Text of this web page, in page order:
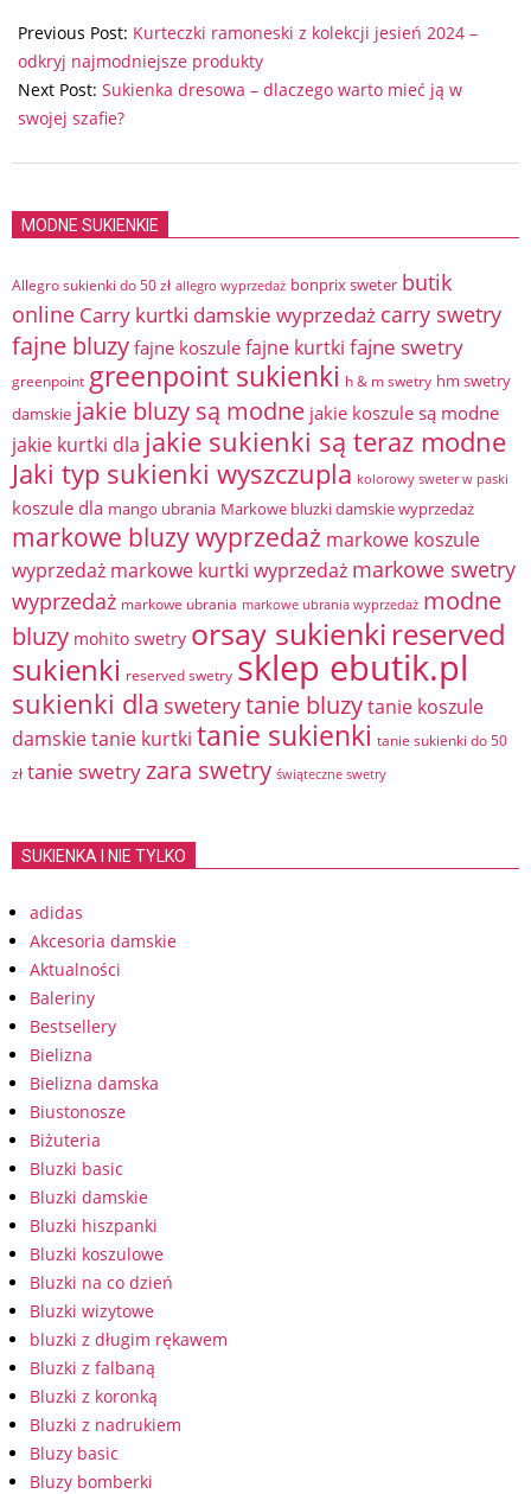
08-
05
Previous Post: Kurteczki ramoneski z kolekcji jesień 2024 –
odkryj najmodniejsze produkty
Next Post: Sukienka dresowa – dlaczego warto mieć ją w
swojej szafie?
MODNE SUKIENKIE
Allegro sukienki do 50 zł allegro wyprzedaż bonprix sweter butik
online Carry kurtki damskie wyprzedaż carry swetry
fajne bluzy fajne koszule fajne kurtki fajne swetry
greenpoint greenpoint sukienki h & m swetry hm swetry
damskie jakie bluzy są modne jakie koszule są modne
jakie kurtki dla jakie sukienki są teraz modne
Jaki typ sukienki wyszczupla kolorowy sweter w paski
koszule dla mango ubrania Markowe bluzki damskie wyprzedaż
markowe bluzy wyprzedaż markowe koszule
wyprzedaż markowe kurtki wyprzedaż markowe swetry
wyprzedaż markowe ubrania markowe ubrania wyprzedaż modne
bluzy mohito swetry orsay sukienki reserved
sukienki reserved swetry sklep ebutik.pl
sukienki dla sweterytanie bluzytanie koszule
damskietanie kurtki tanie sukienki tanie sukienki do 50
zł tanie swetryzara swetry świąteczne swetry
SUKIENKA I NIE TYLKO
adidas
Akcesoria damskie
Aktualności
Baleriny
Bestsellery
Bielizna
Bielizna damska
Biustonosze
Biżuteria
Bluzki basic
Bluzki damskie
Bluzki hiszpanki
Bluzki koszulowe
Bluzki na co dzień
Bluzki wizytowe
bluzki z długim rękawem
Bluzki z falbaną
Bluzki z koronką
Bluzki z nadrukiem
Bluzy basic
Bluzy bomberki